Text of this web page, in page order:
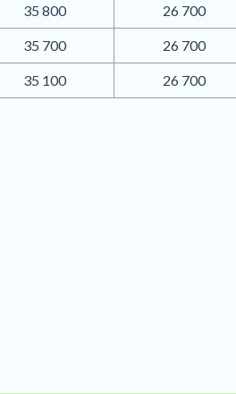
35 800 26 700
35 700 26 700
35 100 26 700